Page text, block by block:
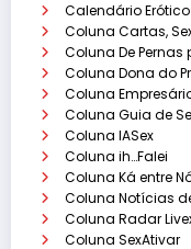
Calendário Erótico
Coluna Cartas,
Coluna De
Coluna Dona do
Coluna
Coluna Guia de
Coluna IASex
Coluna ih…Falei
Coluna Ká entre
Coluna Notícias
Coluna Radar
Coluna SexAtivar